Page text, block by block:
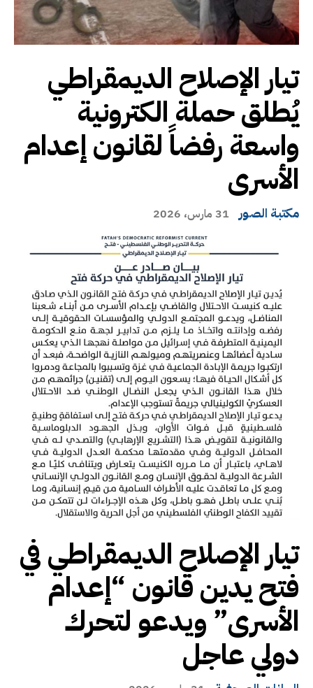
تيار الإصلاح الديمقراطي
يُطلق حملة الكترونية
واسعة رفضاً لقانون إعدام
الأسرى
مكتبة الصور 31 مارس، 2026
تيار الإصلاح الديمقراطي في
فتح يدين قانون “إعدام
الأسرى” ويدعو لتحرك
دولي عاجل